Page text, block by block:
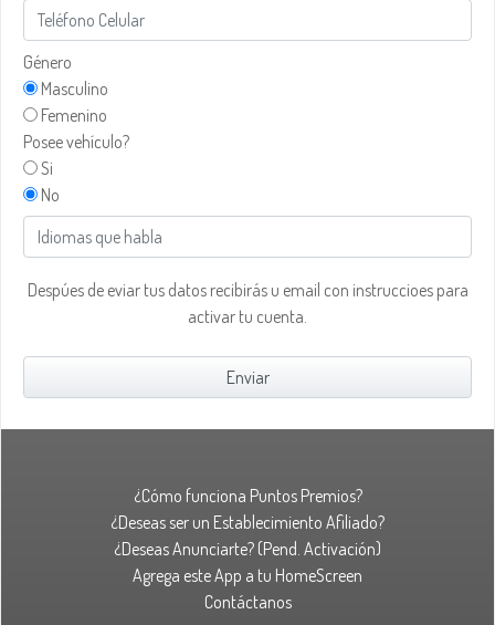
Género
Masculino
Femenino
Posee vehículo?
Si
No
Despúes de eviar tus datos recibirás u email con instruccioes para
activar tu cuenta.
¿Cómo funciona Puntos Premios?
¿Deseas ser un Establecimiento Afiliado?
¿Deseas Anunciarte? (Pend. Activación)
Agrega este App a tu HomeScreen
Contáctanos